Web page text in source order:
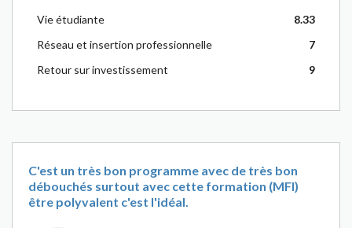
Vie étudiante
8.33
Réseau et insertion professionnelle
7
Retour sur investissement
9
C'est un très bon programme avec de très bon
débouchés surtout avec cette formation (MFI)
être polyvalent c'est l'idéal.